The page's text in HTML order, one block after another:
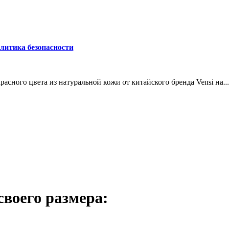
безопасности
цвета из натуральной кожи от китайского бренда Vensi на...
размера: